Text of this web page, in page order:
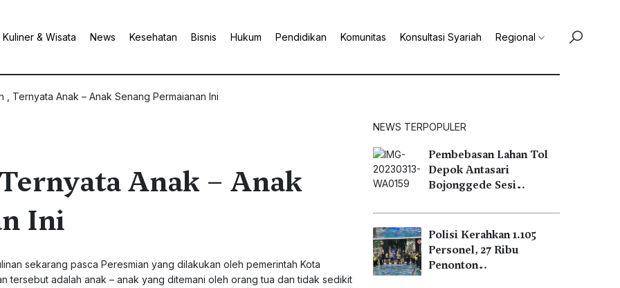
Kuliner & Wisata News Kesehatan Bisnis Hukum Pendidikan Komunitas Konsultasi Syariah Regional
, Ternyata Anak – Anak Senang Permaianan Ini
Anak – Anak
Ini
sekarang pasca Peresmian yang dilakukan oleh pemerintah Kota
tersebut adalah anak – anak yang ditemani oleh orang tua dan tidak sedikit
NEWS TERPOPULER
Pembebasan Lahan Tol
Depok Antasari
Bojonggede Sesi…
Polisi Kerahkan 1.105
Personel, 27 Ribu
Penonton…